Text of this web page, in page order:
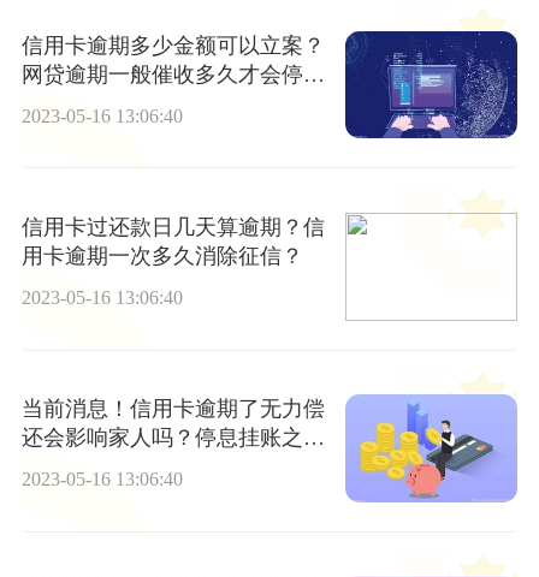
信用卡逾期多少金额可以立案？
网贷逾期一般催收多久才会停
2023-05-16 13:06:40
信用卡过还款日几天算逾期？信
用卡逾期一次多久消除征信？
2023-05-16 13:06:40
当前消息！信用卡逾期了无力偿
还会影响家人吗？停息挂账之后
信用卡还能不能刷?
2023-05-16 13:06:40